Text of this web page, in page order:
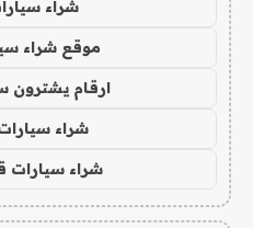
شراء
موقع شراء
ارقام يشترون
شراء
شراء سيارات